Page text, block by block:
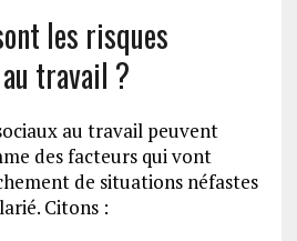
les risques
travail ?
au travail peuvent
des facteurs qui vont
de situations néfastes
Citons :